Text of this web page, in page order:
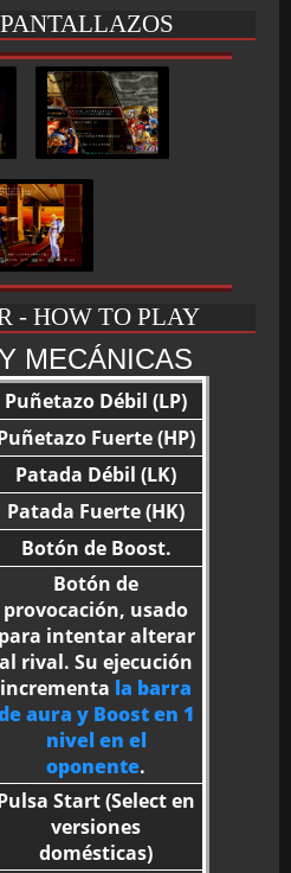
- HOW TO PLAY
MECÁNICAS
Puñetazo Débil (LP)
Fuerte (HP)
Patada Débil (LK)
Patada Fuerte (HK)
Botón de Boost.
Botón de
provocación, usado
para intentar alterar
al rival. Su ejecución
incrementa la barra
aura y Boost en 1
nivel en el
oponente.
Start (Select en
versiones
domésticas)